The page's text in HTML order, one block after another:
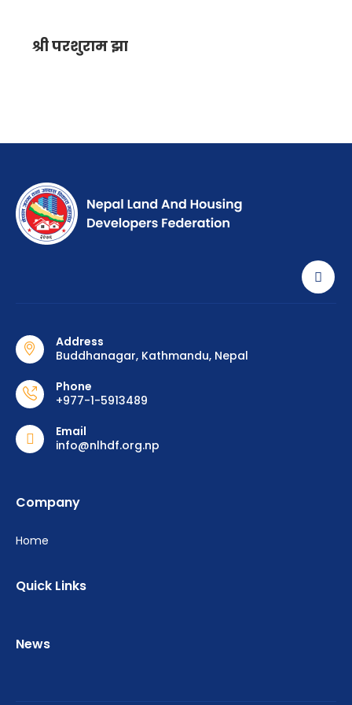
श्री परशुराम झा
Address
Buddhanagar, Kathmandu, Nepal
Phone
+977-1-5913489
Email
info@nlhdf.org.np
Company
Home
Quick Links
News